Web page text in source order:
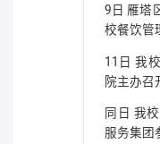
9日 雁塔
校餐饮管
11日 我
院主办召
同日 我
服务集团